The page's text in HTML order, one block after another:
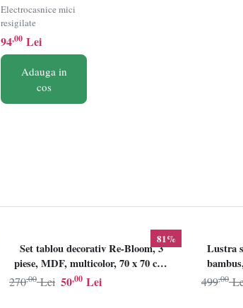
VO4006,
Capacitate 1.5L,
Putere 600W, 2
trepte viteza,
Negru/Rosu
Electrocasnice mici
resigilate
94,00 Lei
Adauga in
cos
81%
Set tablou decorativ Re-Bloom, 3
piese, MDF, multicolor, 70 x 70 cm,
Resigilat, Grad B
50,00 Lei
270,00 Lei
Lustra
499,00